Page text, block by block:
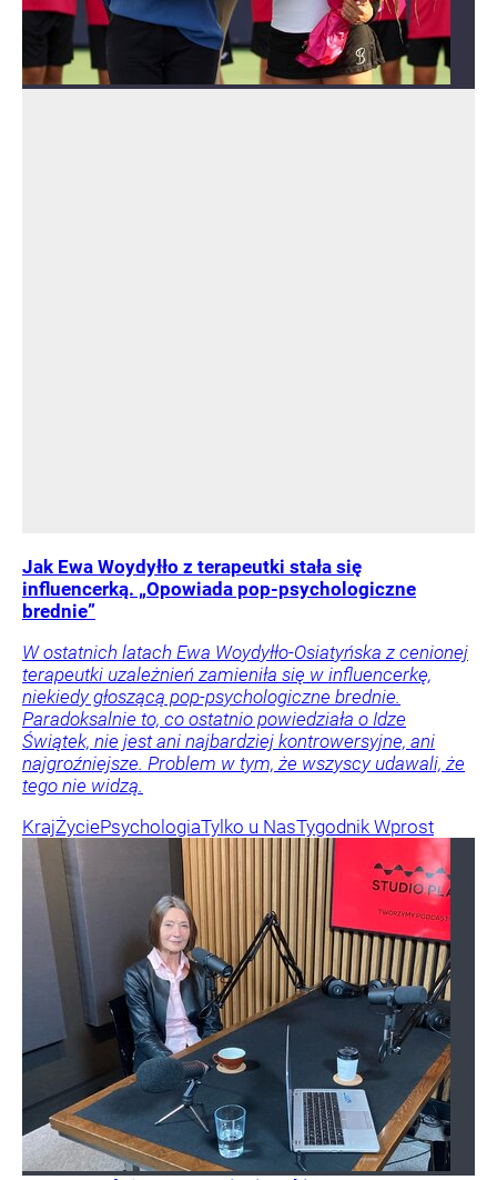
Jak Ewa Woydyłło z terapeutki stała się
influencerką. „Opowiada pop-psychologiczne
brednie”
W ostatnich latach Ewa Woydyłło-Osiatyńska z cenionej
terapeutki uzależnień zamieniła się w influencerkę,
niekiedy głoszącą pop-psychologiczne brednie.
Paradoksalnie to, co ostatnio powiedziała o Idze
Świątek, nie jest ani najbardziej kontrowersyjne, ani
najgroźniejsze. Problem w tym, że wszyscy udawali, że
tego nie widzą.
KrajŻyciePsychologiaTylko u NasTygodnik Wprost